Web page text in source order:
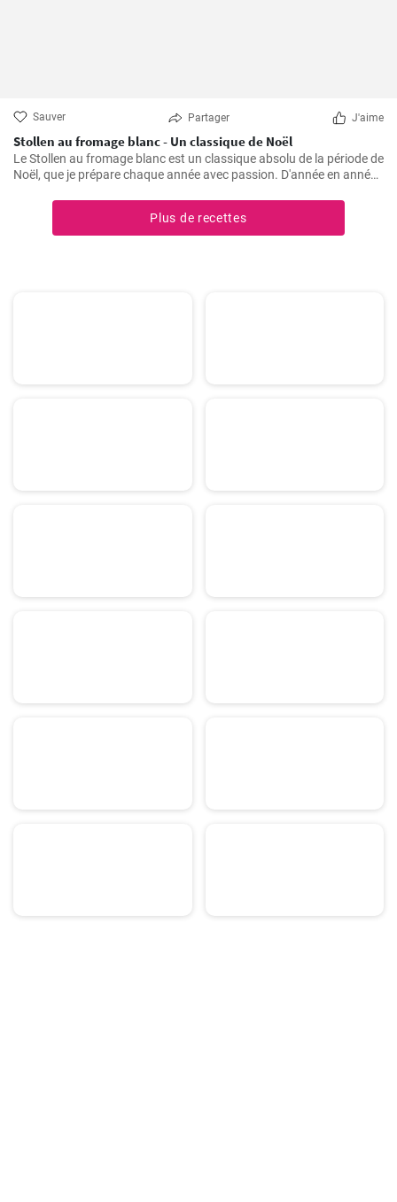
Sauver Partager J'aime
Stollen au fromage blanc - Un classique de Noël
Le Stollen au fromage blanc est un classique absolu de la période de
Noël, que je prépare chaque année avec passion. D'année en année,
j'aimerais partager avec vous. Le Stollen est incroyablement
moelleux et aromatique, et accompagne parfaitement une tasse de
thé ou de café chaud par une froide journée d'hiver. Ce n'est pas la
Plus de recettes